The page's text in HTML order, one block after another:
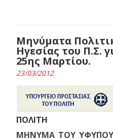
Μηνύματα
Ηγεσίας του Π.Σ.
25ης Μαρτίου.
23/03/2012
ΠΟΛΙΤΗ
ΜΗΝΥΜΑ ΤΟΥ